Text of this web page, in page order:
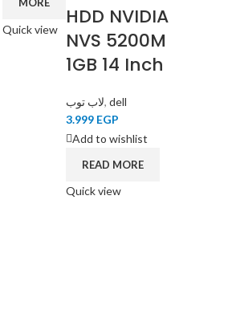
MORE
Quick view
HDD NVIDIA
NVS 5200M
1GB 14 Inch
لاب توب,dell
3.999 EGP
Add to wishlist
READ MORE
Quick view